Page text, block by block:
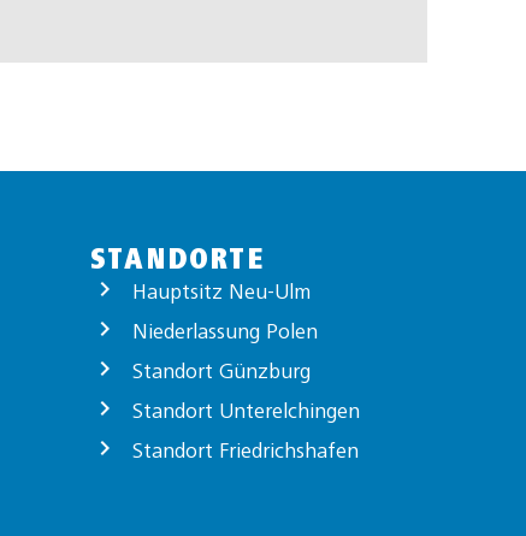
STANDORTE
Hauptsitz Neu-Ulm
Niederlassung Polen
Standort Günzburg
Standort Unterelchingen
Standort Friedrichshafen